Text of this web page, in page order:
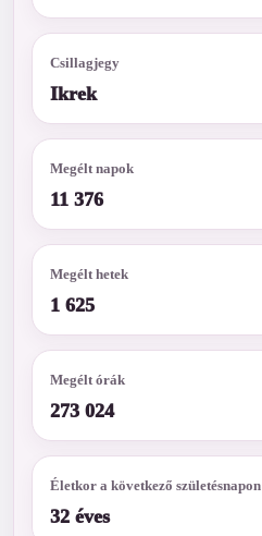
Csillagjegy
Ikrek
Megélt napok
11 376
Megélt hetek
1 625
Megélt órák
273 024
Életkor a következő születésnapon
32 éves